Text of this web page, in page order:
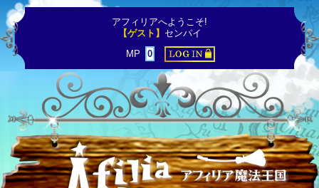
アフィリアへようこそ!
【ゲスト】 センパイ
MP
0